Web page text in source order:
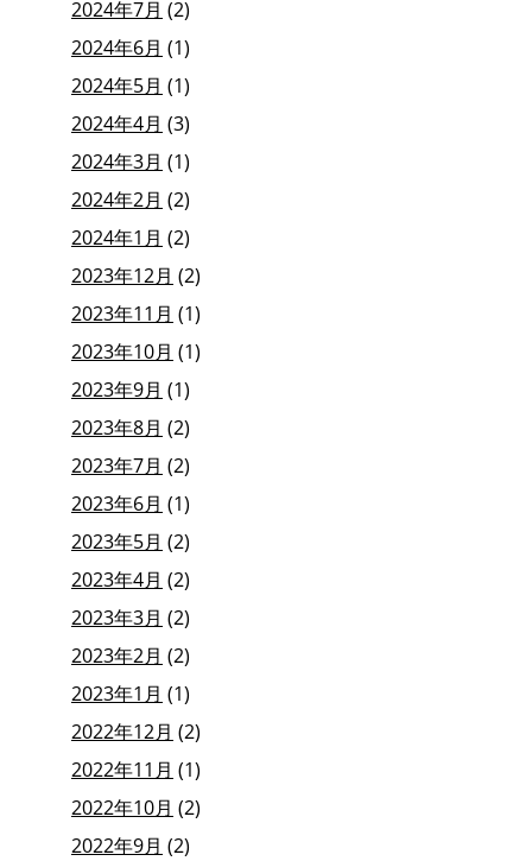
2024年7月 (2)
2024年6月 (1)
2024年5月 (1)
2024年4月 (3)
2024年3月 (1)
2024年2月 (2)
2024年1月 (2)
2023年12月 (2)
2023年11月 (1)
2023年10月 (1)
2023年9月 (1)
2023年8月 (2)
2023年7月 (2)
2023年6月 (1)
2023年5月 (2)
2023年4月 (2)
2023年3月 (2)
2023年2月 (2)
2023年1月 (1)
2022年12月 (2)
2022年11月 (1)
2022年10月 (2)
2022年9月 (2)